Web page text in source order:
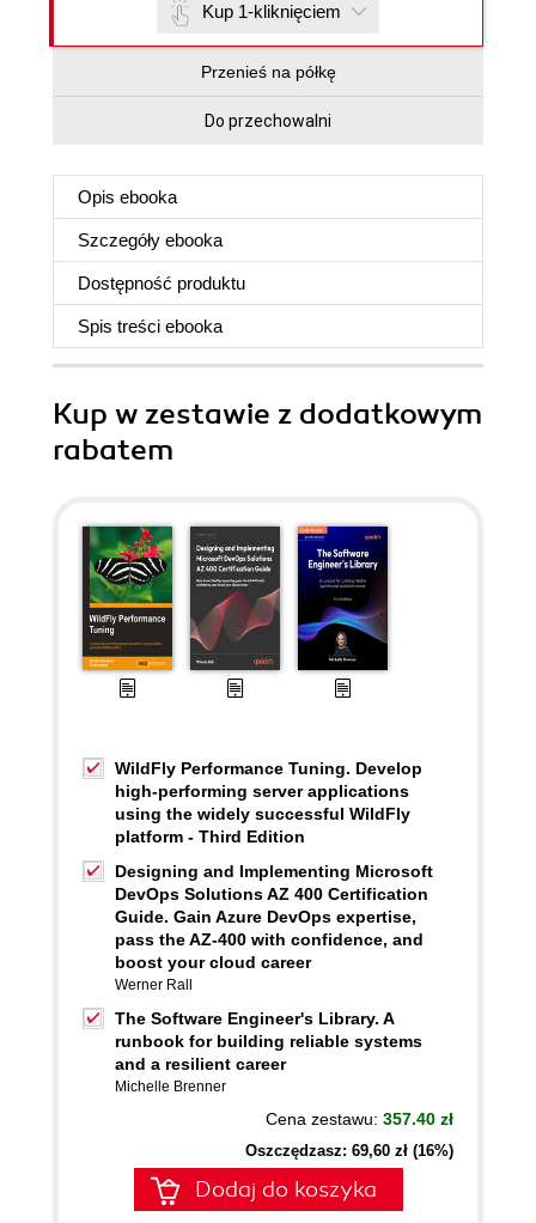
Kup 1-kliknięciem
Przenieś na półkę
Do przechowalni
Opis ebooka
Szczegóły ebooka
Dostępność produktu
Spis treści ebooka
Kup w zestawie z dodatkowym
rabatem
WildFly Performance Tuning. Develop
high-performing server applications
using the widely successful WildFly
platform - Third Edition
Designing and Implementing Microsoft
DevOps Solutions AZ 400 Certification
Guide. Gain Azure DevOps expertise,
pass the AZ-400 with confidence, and
boost your cloud career
Werner Rall
The Software Engineer's Library. A
runbook for building reliable systems
and a resilient career
Michelle Brenner
Cena zestawu: 357.40 zł
Oszczędzasz: 69,60 zł (16%)
Dodaj do koszyka